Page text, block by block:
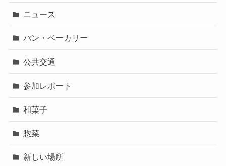
ニュース
パン・ベーカリー
公共交通
参加レポート
和菓子
惣菜
新しい場所